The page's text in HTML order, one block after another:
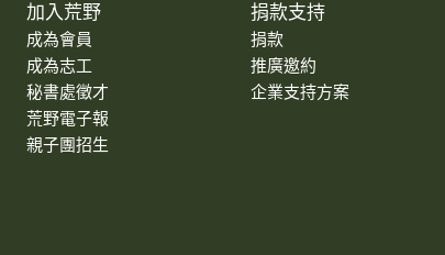
加入荒野
成為會員
成為志工
秘書處徵才
荒野電子報
親子團招生
捐款支持
捐款
推廣邀約
企業支持方案